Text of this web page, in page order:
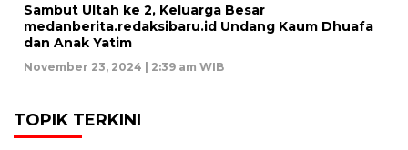
Sambut Ultah ke 2, Keluarga Besar
medanberita.redaksibaru.id Undang Kaum Dhuafa
dan Anak Yatim
November 23, 2024 | 2:39 am WIB
TOPIK TERKINI